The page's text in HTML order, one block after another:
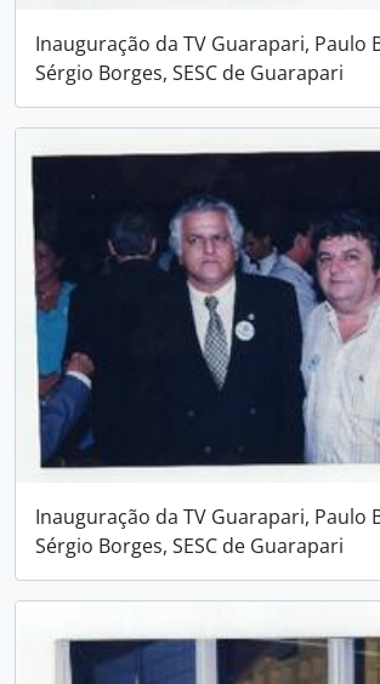
Inauguração da TV Guarapari, Paulo
Sérgio Borges, SESC de Guarapari
Inauguração da TV Guarapari, Paulo
Sérgio Borges, SESC de Guarapari